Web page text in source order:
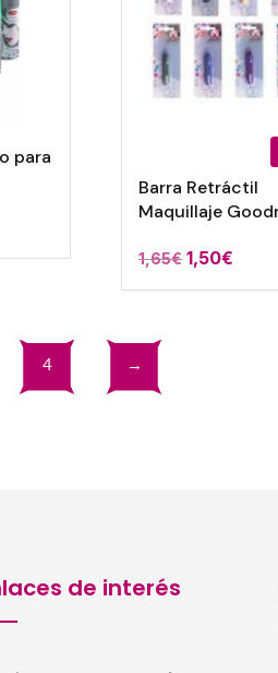
para
Barra Retráctil
Maquillaje
1,65€ El
precio
1,50€
4 →
de interés